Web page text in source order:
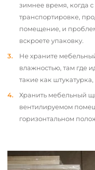
зимнее время, когда
транспортировке,
помещение, и
вскроете упаковку.
Не храните
влажностью, там где
такие как
Хранить мебельный
вентилируемом
горизонтальном